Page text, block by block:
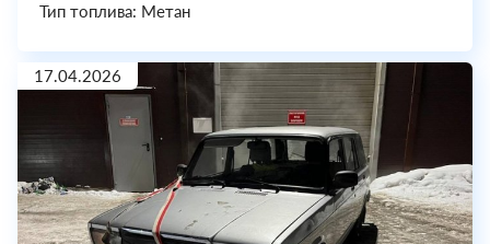
Тип топлива: Метан
17.04.2026